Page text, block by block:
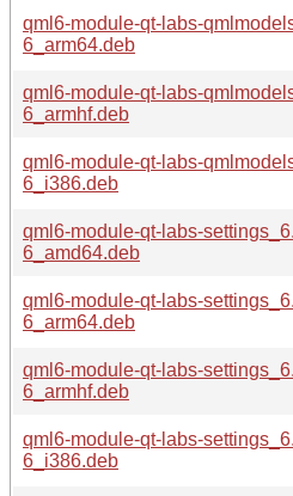
qml6-module-qt-labs-
6_arm64.deb
qml6-module-qt-labs-
6_armhf.deb
qml6-module-qt-labs-
6_i386.deb
qml6-module-qt-labs-
6_amd64.deb
qml6-module-qt-labs-
6_arm64.deb
qml6-module-qt-labs-
6_armhf.deb
qml6-module-qt-labs-
6_i386.deb